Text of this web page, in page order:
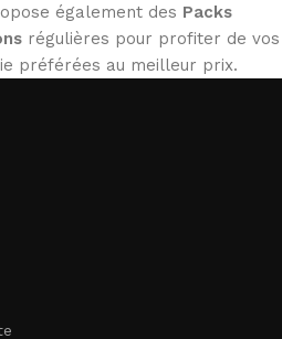
également des Packs
régulières pour profiter de vos
préférées au meilleur prix.